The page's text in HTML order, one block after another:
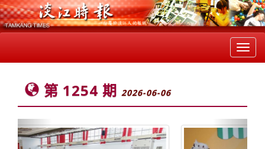
第 1254 期 2026-06-06
Previous Next